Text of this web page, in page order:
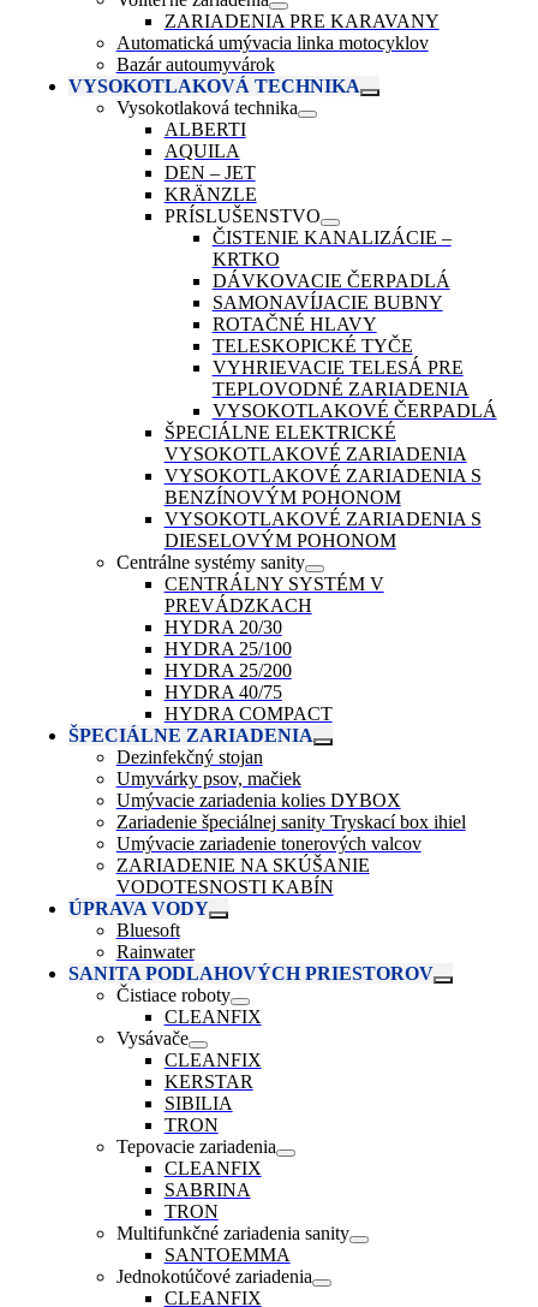
ZARIADENIA PRE KARAVANY
Automatická umývacia linka motocyklov
Bazár autoumyvárok
VYSOKOTLAKOVÁ TECHNIKA
Vysokotlaková technika
ALBERTI
AQUILA
DEN – JET
KRÄNZLE
PRÍSLUŠENSTVO
ČISTENIE KANALIZÁCIE –
KRTKO
DÁVKOVACIE ČERPADLÁ
SAMONAVÍJACIE BUBNY
ROTAČNÉ HLAVY
TELESKOPICKÉ TYČE
VYHRIEVACIE TELESÁ PRE
TEPLOVODNÉ ZARIADENIA
VYSOKOTLAKOVÉ ČERPADLÁ
ŠPECIÁLNE ELEKTRICKÉ
VYSOKOTLAKOVÉ ZARIADENIA
VYSOKOTLAKOVÉ ZARIADENIA S
BENZÍNOVÝM POHONOM
VYSOKOTLAKOVÉ ZARIADENIA S
DIESELOVÝM POHONOM
Centrálne systémy sanity
CENTRÁLNY SYSTÉM V
PREVÁDZKACH
HYDRA 20/30
HYDRA 25/100
HYDRA 25/200
HYDRA 40/75
HYDRA COMPACT
ŠPECIÁLNE ZARIADENIA
Dezinfekčný stojan
Umyvárky psov, mačiek
Umývacie zariadenia kolies DYBOX
Zariadenie špeciálnej sanity Tryskací box ihiel
Umývacie zariadenie tonerových valcov
ZARIADENIE NA SKÚŠANIE
VODOTESNOSTI KABÍN
ÚPRAVA VODY
Bluesoft
Rainwater
SANITA PODLAHOVÝCH PRIESTOROV
Čistiace roboty
CLEANFIX
Vysávače
CLEANFIX
KERSTAR
SIBILIA
TRON
Tepovacie zariadenia
CLEANFIX
SABRINA
TRON
Multifunkčné zariadenia sanity
SANTOEMMA
Jednokotúčové zariadenia
CLEANFIX